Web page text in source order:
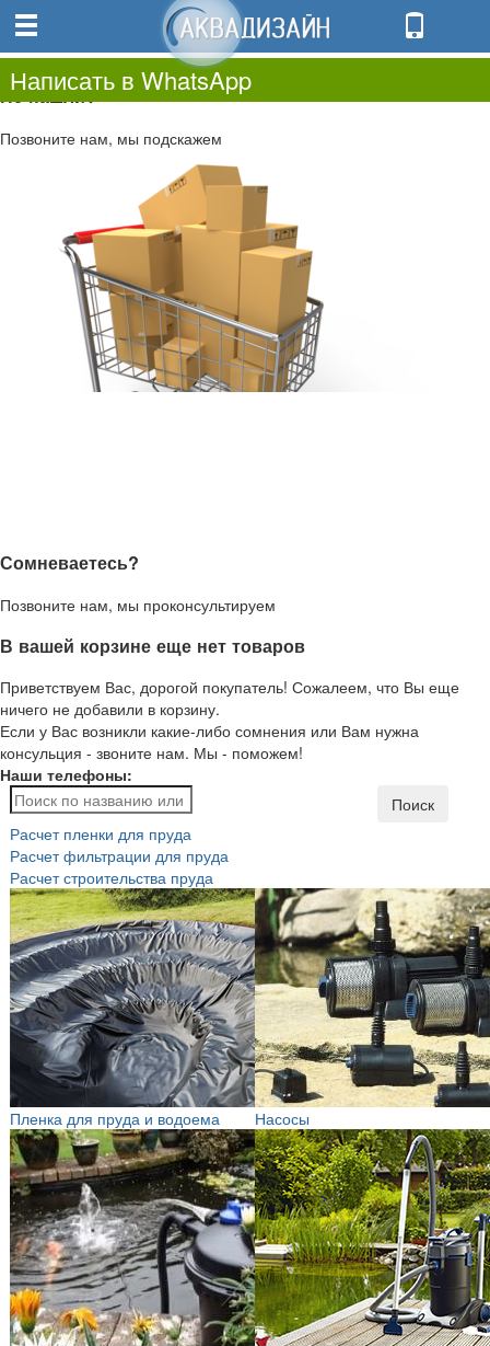
0.00
0
Не нашли?
Позвоните нам, мы подскажем
Сомневаетесь?
Позвоните нам, мы проконсультируем
В вашей корзине еще нет товаров
Приветствуем Вас, дорогой покупатель! Сожалеем, что Вы еще
ничего не добавили в корзину.
Если у Вас возникли какие-либо сомнения или Вам нужна
консульция - звоните нам. Мы - поможем!
Наши телефоны:
Написать в WhatsApp
Поиск
Расчет пленки для пруда
Расчет фильтрации для пруда
Расчет строительства пруда
Пленка для пруда и водоема Насосы